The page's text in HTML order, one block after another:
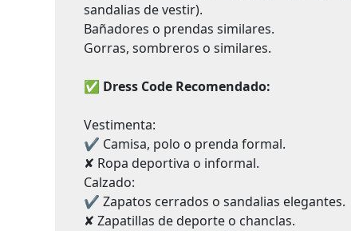
sandalias de vestir).
Bañadores o prendas similares.
Gorras, sombreros o similares.
✅ Dress Code Recomendado:
Vestimenta:
✔ Camisa, polo o prenda formal.
✘ Ropa deportiva o informal.
Calzado:
✔ Zapatos cerrados o sandalias elegantes.
✘ Zapatillas de deporte o chanclas.